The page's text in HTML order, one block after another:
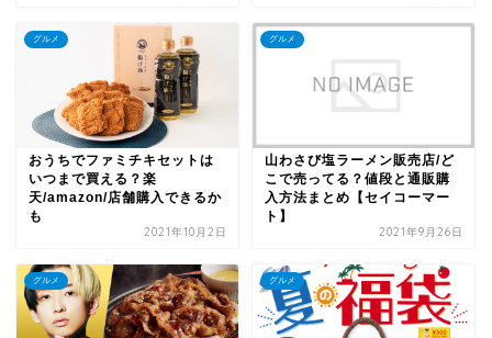
グルメ
おうちでファミチキセットは
いつまで買える？楽
天/amazon/店舗購入できるか
も
2021年10月2日
グルメ
山わさび塩ラーメン販売店/ど
こで売ってる？値段と通販購
入方法まとめ【セイコーマー
ト】
2021年9月26日
グルメ グルメ